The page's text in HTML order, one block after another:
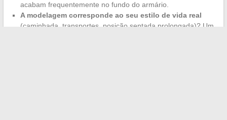
acabam frequentemente no fundo do armário.
A modelagem corresponde ao seu estilo de vida real
(caminhada, transportes, posição sentada prolongada)? Um